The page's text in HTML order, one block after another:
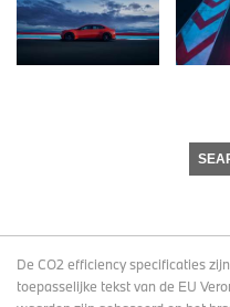
De CO2 efficiency specificaties
toepasselijke tekst van de EU